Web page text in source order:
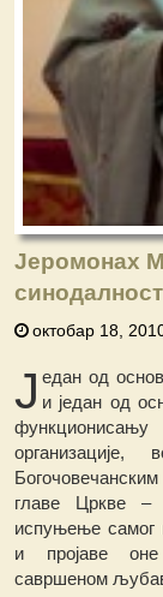
Јеромонах
октобар 18,
Ј едан од
и један од
главе Цркве –
испуњење самог
и пројаве оне
савршеном